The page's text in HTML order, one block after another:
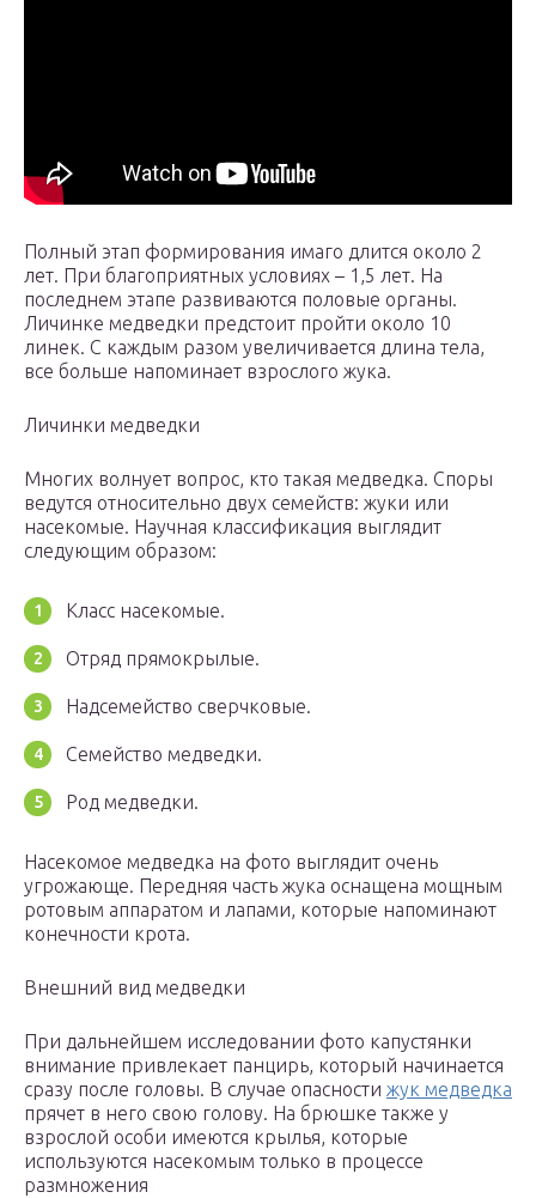
Полный этап формирования имаго длится около 2
лет. При благоприятных условиях – 1,5 лет. На
последнем этапе развиваются половые органы.
Личинке медведки предстоит пройти около 10
линек. С каждым разом увеличивается длина тела,
все больше напоминает взрослого жука.
Личинки медведки
Многих волнует вопрос, кто такая медведка. Споры
ведутся относительно двух семейств: жуки или
насекомые. Научная классификация выглядит
следующим образом:
Класс насекомые.
Отряд прямокрылые.
Надсемейство сверчковые.
Семейство медведки.
Род медведки.
Насекомое медведка на фото выглядит очень
угрожающе. Передняя часть жука оснащена мощным
ротовым аппаратом и лапами, которые напоминают
конечности крота.
Внешний вид медведки
При дальнейшем исследовании фото капустянки
внимание привлекает панцирь, который начинается
сразу после головы. В случае опасности жук медведка
прячет в него свою голову. На брюшке также у
взрослой особи имеются крылья, которые
используются насекомым только в процессе
размножения